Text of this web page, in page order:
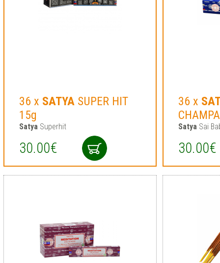
36 x SATYASUPER HIT
15g
SatyaSuperhit
30.00€
36 x
Satya Sai
30.00€